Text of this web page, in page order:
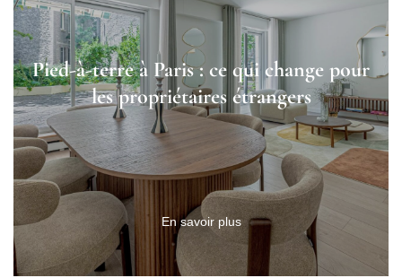
Pied-à-terre à Paris : ce qui change pour
les propriétaires étrangers
En savoir plus